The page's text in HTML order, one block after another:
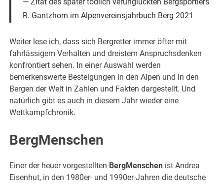
R. Gantzhorn im Alpenvereinsjahrbuch Berg 2021
Weiter lese ich, dass sich Bergretter immer öfter mit
fahrlässigem Verhalten und dreistem Anspruchsdenken
konfrontiert sehen. In einer Auswahl werden
bemerkenswerte Besteigungen in den Alpen und in den
Bergen der Welt in Zahlen und Fakten dargestellt. Und
natürlich gibt es auch in diesem Jahr wieder eine
Wettkampfchronik.
BergMenschen
Einer der heuer vorgestellten BergMenschen ist Andrea
Eisenhut, in den 1980er- und 1990er-Jahren die deutsche